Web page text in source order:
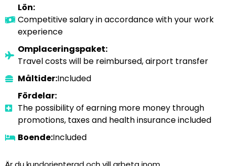
Lön:
Competitive salary in accordance with your work
experience
Omplaceringspaket:
Travel costs will be reimbursed, airport transfer
Måltider:Included
Fördelar:
The possibility of earning more money through
promotions, taxes and health insurance included
Boende:Included